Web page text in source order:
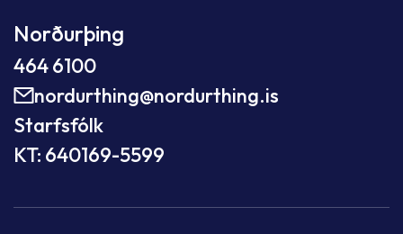
Norðurþing
464 6100
nordurthing@nordurthing.is
Starfsfólk
KT: 640169-5599